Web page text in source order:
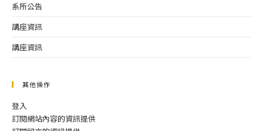
系所公告
講座資訊
講座資訊
其他操作
登入
訂閱網站內容的資訊提供